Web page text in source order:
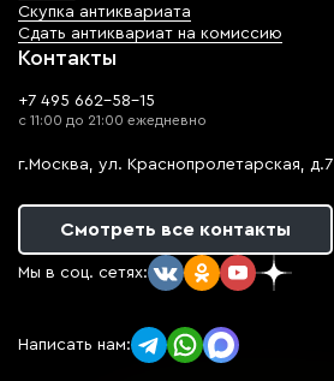
Скупка антиквариата
Сдать антиквариат на комиссию
Контакты
+7 495 662-58-15
с 11:00 до 21:00 ежедневно
г.Москва, ул. Краснопролетарская, д.7
Смотреть все контакты
Мы в соц. сетях:
Написать нам: